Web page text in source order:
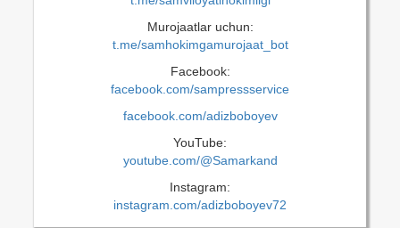
Murojaatlar uchun:
t.me/samhokimgamurojaat_bot
Facebook:
facebook.com/sampressservice
facebook.com/adizboboyev
YouTube:
youtube.com/@Samarkand
Instagram:
instagram.com/adizboboyev72